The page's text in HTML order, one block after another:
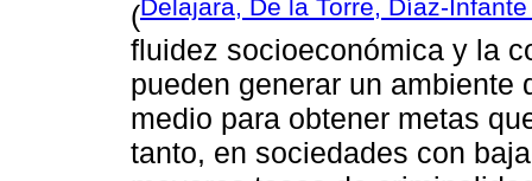
(Delajara, De la Torre, Díaz-
fluidez socioeconómica y la
pueden generar un ambiente
medio para obtener metas
tanto, en sociedades con